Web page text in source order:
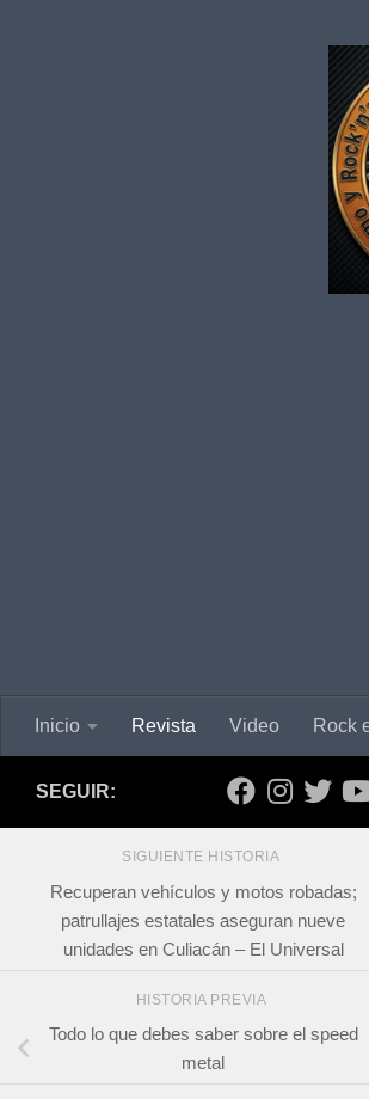
Inicio Revista Video Rock
SEGUIR:
SIGUIENTE HISTORIA
Recuperan vehículos y motos robadas;
patrullajes estatales aseguran nueve
unidades en Culiacán – El Universal
HISTORIA PREVIA
Todo lo que debes saber sobre el speed
metal